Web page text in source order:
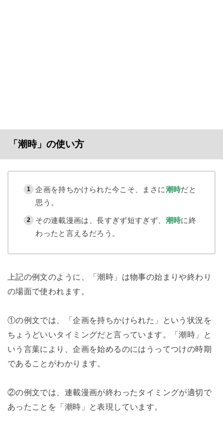
「潮時」の使い方
企画を持ちかけられた今こそ、まさに潮時だと
思う。
その連載漫画は、長すぎず短すぎず、 潮時に終
わったと言えるだろう。
上記の例文のように、「潮時」は物事の始まりや終わり
の場面で使われます。
①の例文では、「企画を持ちかけられた」という状況を
ちょうどいいタイミングだと言っています。「潮時」と
いう言葉により、企画を始めるのにはうってつけの時期
であることがわかります。
②の例文では、連載漫画が終わったタイミングが適切で
あったことを「潮時」と表現しています。